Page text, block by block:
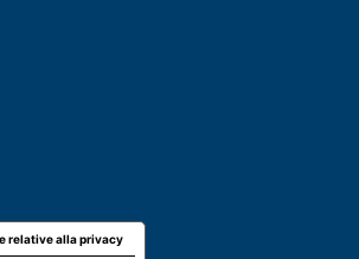
relative alla privacy